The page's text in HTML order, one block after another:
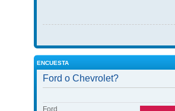
ENCUESTA
Ford o Chevrolet?
Ford